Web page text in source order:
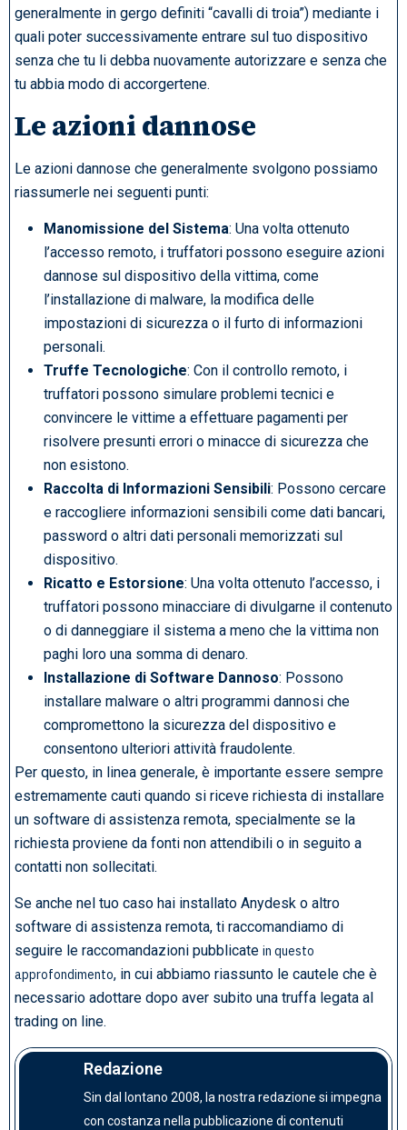
generalmente in gergo definiti “cavalli di troia”) mediante i
quali poter successivamente entrare sul tuo dispositivo
senza che tu li debba nuovamente autorizzare e senza che
tu abbia modo di accorgertene.
Le azioni dannose
Le azioni dannose che generalmente svolgono possiamo
riassumerle nei seguenti punti:
Manomissione del Sistema: Una volta ottenuto
l’accesso remoto, i truffatori possono eseguire azioni
dannose sul dispositivo della vittima, come
l’installazione di malware, la modifica delle
impostazioni di sicurezza o il furto di informazioni
personali.
Truffe Tecnologiche: Con il controllo remoto, i
truffatori possono simulare problemi tecnici e
convincere le vittime a effettuare pagamenti per
risolvere presunti errori o minacce di sicurezza che
non esistono.
Raccolta di Informazioni Sensibili: Possono cercare
e raccogliere informazioni sensibili come dati bancari,
password o altri dati personali memorizzati sul
dispositivo.
Ricatto e Estorsione: Una volta ottenuto l’accesso, i
truffatori possono minacciare di divulgarne il contenuto
o di danneggiare il sistema a meno che la vittima non
paghi loro una somma di denaro.
Installazione di Software Dannoso: Possono
installare malware o altri programmi dannosi che
compromettono la sicurezza del dispositivo e
consentono ulteriori attività fraudolente.
Per questo, in linea generale, è importante essere sempre
estremamente cauti quando si riceve richiesta di installare
un software di assistenza remota, specialmente se la
richiesta proviene da fonti non attendibili o in seguito a
contatti non sollecitati.
Se anche nel tuo caso hai installato Anydesk o altro
software di assistenza remota, ti raccomandiamo di
seguire le raccomandazioni pubblicate in questo
approfondimento, in cui abbiamo riassunto le cautele che è
necessario adottare dopo aver subito una truffa legata al
trading on line.
Redazione
Sin dal lontano 2008, la nostra redazione si impegna
con costanza nella pubblicazione di contenuti